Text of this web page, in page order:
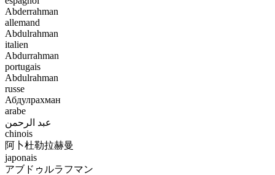
Abderrahman
allemand
Abdulrahman
italien
Abdurrahman
portugais
Abdulrahman
russe
Абдулрахман
arabe
عبد الرحمن
chinois
阿卜杜勒拉赫曼
japonais
アブドゥルラフマン